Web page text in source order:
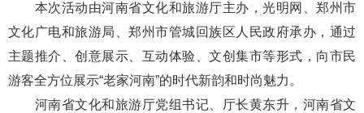
本次活动由河南省文化和旅游厅主办，光明网、郑州市
文化广电和旅游局、郑州市管城回族区人民政府承办，通过
主题推介、创意展示、互动体验、文创集市等形式，向市民
游客全方位展示“老家河南”的时代新韵和时尚魅力。
河南省文化和旅游厅党组书记、厅长黄东升，河南省文